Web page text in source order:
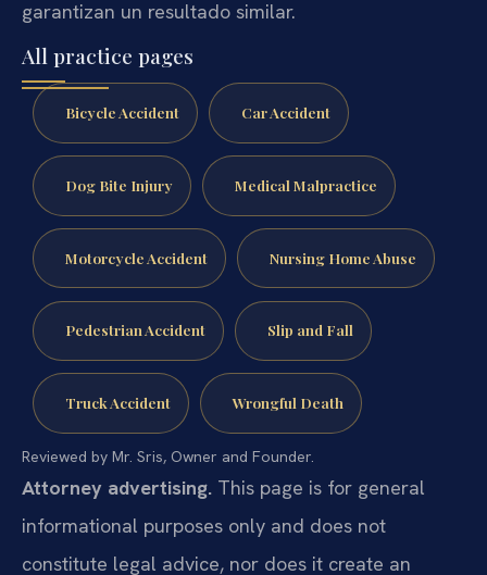
garantizan un resultado similar.
All practice pages
Bicycle Accident Car Accident
Dog Bite Injury Medical Malpractice
Motorcycle Accident Nursing Home Abuse
Pedestrian Accident Slip and Fall
Truck Accident Wrongful Death
Reviewed by Mr. Sris, Owner and Founder.
Attorney advertising. This page is for general
informational purposes only and does not
constitute legal advice, nor does it create an